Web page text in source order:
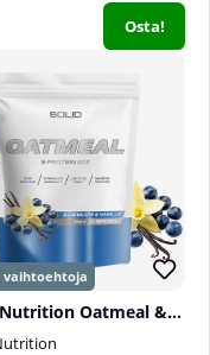
Osta!
SOLID Nutrition Oatmeal & Protein Mix, 750 g